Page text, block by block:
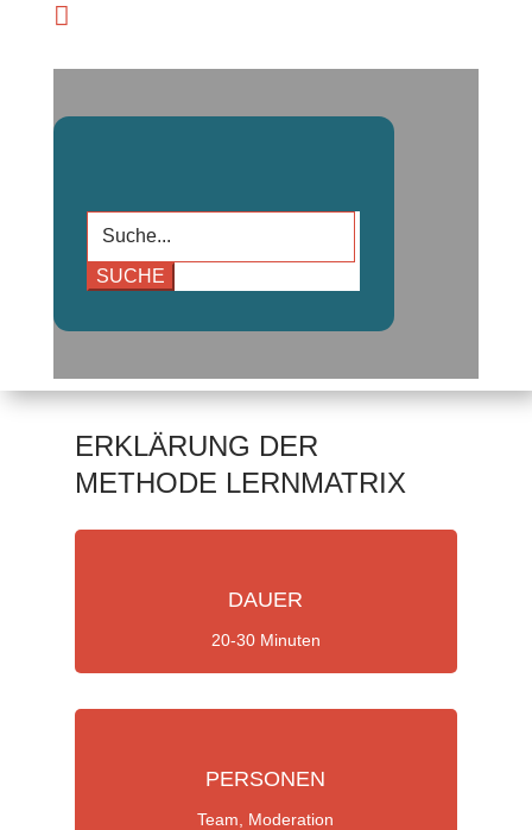

DieMethode Lernmatrix
wichtig ist. So könnt ihr eure Themen aus der
ERKLÄRUNG DER
METHODE LERNMATRIX
DAUER
20-30 Minuten
PERSONEN
Team, Moderation